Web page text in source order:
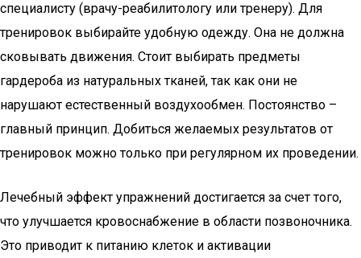
специалисту (врачу-реабилитологу или тренеру). Для
тренировок выбирайте удобную одежду. Она не должна
сковывать движения. Стоит выбирать предметы
гардероба из натуральных тканей, так как они не
нарушают естественный воздухообмен. Постоянство –
главный принцип. Добиться желаемых результатов от
тренировок можно только при регулярном их проведении.
Лечебный эффект упражнений достигается за счет того,
что улучшается кровоснабжение в области позвоночника.
Это приводит к питанию клеток и активации